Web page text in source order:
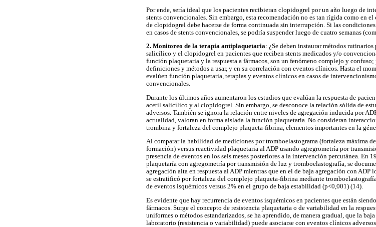
Por ende, sería ideal que los pacientes recibieran clopidogrel por un año luego de
stents convencionales. Sin embargo, esta recomendación no es tan rígida como en
de clopidogrel debe hacerse de forma continuada sin interrupción. Si las
en casos de stents convencionales, se podría suspender luego de cuatro semanas
2. Monitoreo de la terapia antiplaquetaria: ¿Se deben instaurar métodos
salicílico y el clopidogrel en pacientes que reciben stents medicados y/o
función plaquetaria y la respuesta a fármacos, son un fenómeno complejo y
definiciones y métodos a usar, y en su correlación con eventos clínicos. Hasta el
evalúen función plaquetaria, terapias y eventos clínicos en casos de
convencionales.
Durante los últimos años aumentaron los estudios que evalúan la respuesta de
acetil salicílico y al clopidogrel. Sin embargo, se desconoce la relación sólida de
adversos. También se ignora la relación entre niveles de agregación inducida por
actualidad, valoran en forma aislada la función plaquetaria. No consideran
trombina y fortaleza del complejo plaqueta-fibrina, elementos importantes en la
Al comparar la habilidad de mediciones por tromboelastograma (fortaleza máxima
formación) versus reactividad plaquetaria al ADP usando agregrometría por
presencia de eventos en los seis meses posteriores a la intervención percutánea. En
plaquetaría con agregometría por transmisión de luz y tromboelastografía, se
agregación alta en respuesta al ADP mientras que en el de baja agregación con
se estratificó por fortaleza del complejo plaqueta-fibrina mediante
de eventos isquémicos versus 2% en el grupo de baja estabilidad (p<0,001) (14).
Es evidente que hay recurrencia de eventos isquémicos en pacientes que están
fármacos. Surge el concepto de resistencia plaquetaria o de variabilidad en la
uniformes o métodos estandarizados, se ha aprendido, de manera gradual, que la
laboratorio (resistencia o variabilidad) puede asociarse con eventos clínicos